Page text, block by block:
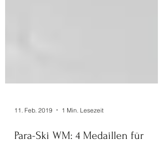
11. Feb. 2019 1 Min. Lesezeit